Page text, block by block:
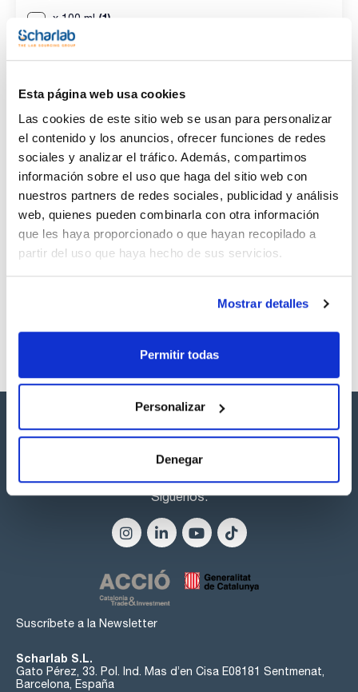
Esta página web usa cookies
Las cookies de este sitio web se usan para personalizar
el contenido y los anuncios, ofrecer funciones de redes
sociales y analizar el tráfico. Además, compartimos
información sobre el uso que haga del sitio web con
nuestros partners de redes sociales, publicidad y análisis
web, quienes pueden combinarla con otra información
que les haya proporcionado o que hayan recopilado a
partir del uso que haya hecho de sus servicios.
Mostrar detalles
Permitir todas
Personalizar
Denegar
x 100 ml (1)
Capacidad
x 100 ml
Referencia
SI00140100
Envase
x 100 ml :: Botella
de plástico
Precio
Comprar
Síguenos:
Suscríbete a la Newsletter
Scharlab S.L.
Gato Pérez, 33. Pol. Ind. Mas d’en Cisa E08181 Sentmenat,
Barcelona, España